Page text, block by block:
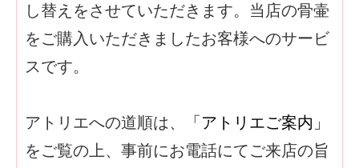
し替えをさせていただきます。当店の骨壷
をご購入いただきましたお客様へのサービ
スです。
アトリエへの道順は、
「アトリエご案内」
をご覧の上、事前にお電話にてご来店の旨